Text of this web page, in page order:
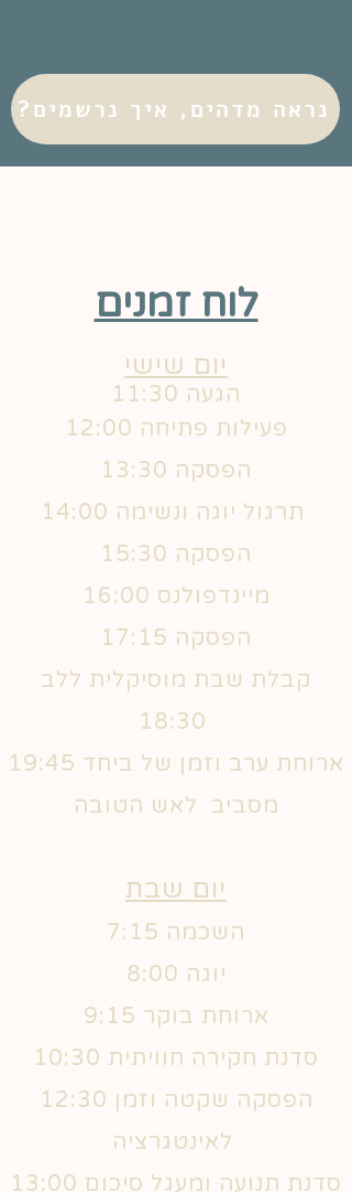
נראה מדהים, איך נרשמים?
לוח זמנים
יום שישי
11:30 הגעה
12:00 פעילות פתיחה
13:30 הפסקה
15:30 הפסקה
16:00 מיינדפולנס
הפסקה 17:15
קבלת שבת מוסיקלית ללב
19:45 ארוחת ערב וזמן של ביחד
מסביב לאש הטובה
יום שבת
7:15 השכמה
8:00 יוגה
9:15 ארוחת בוקר
10:30 סדנת חקירה חוויתית
12:30 הפסקה שקטה וזמן
13:00 סדנת תנועה ומעגל סיכום